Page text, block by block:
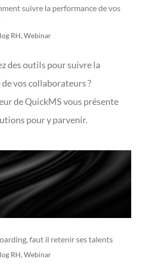
suivre la performance de vos
RH, Webinar
des outils pour suivre la
vos collaborateurs ?
de QuickMS vous présente
pour y parvenir.
faut il retenir ses talents
RH, Webinar